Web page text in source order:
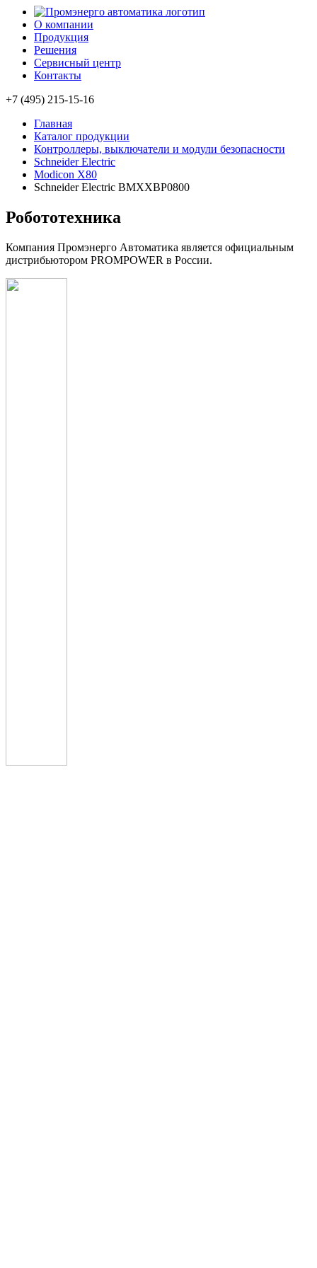
О компании
Продукция
Решения
Сервисный центр
Контакты
+7 (495) 215-15-16
Главная
Каталог продукции
Контроллеры, выключатели и модули безопасности
Schneider Electric
Modicon X80
Schneider Electric BMXXBP0800
Робототехника
Компания Промэнерго Автоматика является официальным
дистрибьютором PROMPOWER в России.